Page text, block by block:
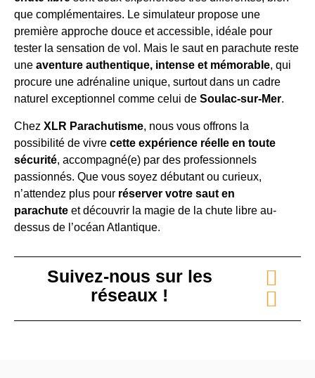
que complémentaires. Le simulateur propose une
première approche douce et accessible, idéale pour
tester la sensation de vol. Mais le saut en parachute reste
une aventure authentique, intense et mémorable, qui
procure une adrénaline unique, surtout dans un cadre
naturel exceptionnel comme celui de Soulac-sur-Mer.
Chez XLR Parachutisme, nous vous offrons la
possibilité de vivre cette expérience réelle en toute
sécurité, accompagné(e) par des professionnels
passionnés. Que vous soyez débutant ou curieux,
n’attendez plus pour réserver votre saut en
parachute et découvrir la magie de la chute libre au-
dessus de l’océan Atlantique.
Suivez-nous sur les
réseaux !